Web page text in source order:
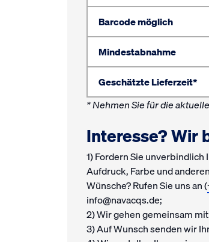
Barcode möglich
Mindestabnahme
Geschätzte Lieferzeit*
* Nehmen Sie für die
Interesse? Wir
1) Fordern Sie unverbindlich
Aufdruck, Farbe und
Wünsche? Rufen Sie uns an (
info@navacqs.de;
2) Wir gehen gemeinsam
3) Auf Wunsch senden wir